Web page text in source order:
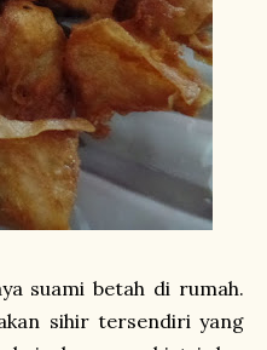
suami betah di rumah.
sihir tersendiri yang